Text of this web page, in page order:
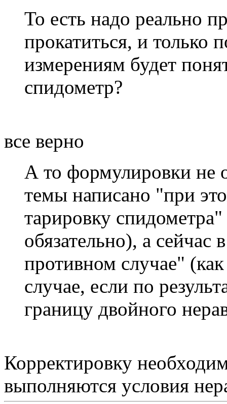
То есть надо реально
прокатиться, и только
измерениям будет
спидометр?
все верно
А то формулировки не
темы написано "при
тарировку спидометра"
обязательно), а сейчас
противном случае"
случае, если по
границу двойного
Корректировку
выполняются условия